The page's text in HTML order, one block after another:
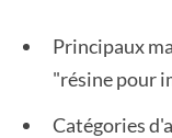
Principaux
"résine pour
Catégories